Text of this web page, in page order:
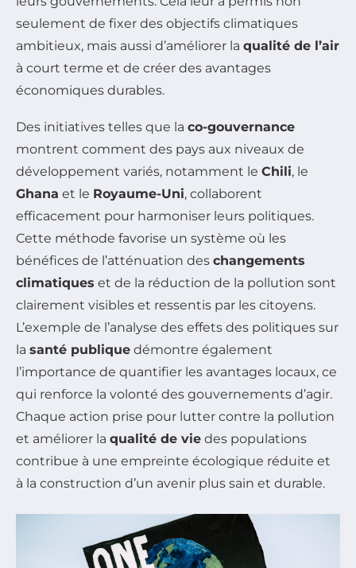
seulement de fixer des objectifs climatiques
ambitieux, mais aussi d’améliorer la qualité de l’air
à court terme et de créer des avantages
économiques durables.
Des initiatives telles que la co-gouvernance
montrent comment des pays aux niveaux de
développement variés, notamment le Chili, le
Ghana et le Royaume-Uni, collaborent
efficacement pour harmoniser leurs politiques.
Cette méthode favorise un système où les
bénéfices de l’atténuation des changements
climatiques et de la réduction de la pollution sont
clairement visibles et ressentis par les citoyens.
L’exemple de l’analyse des effets des politiques sur
la santé publique démontre également
l’importance de quantifier les avantages locaux, ce
qui renforce la volonté des gouvernements d’agir.
Chaque action prise pour lutter contre la pollution
et améliorer la qualité de vie des populations
contribue à une empreinte écologique réduite et
à la construction d’un avenir plus sain et durable.